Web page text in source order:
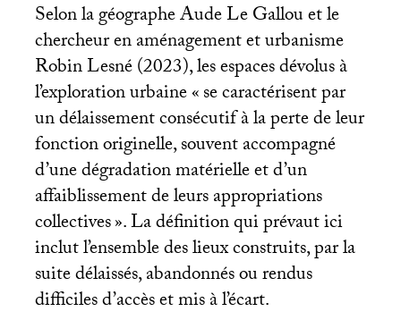
Selon la géographe Aude Le Gallou et le
chercheur en aménagement et urbanisme
Robin Lesné (2023), les espaces dévolus à
l’exploration urbaine «se caractérisent par
un délaissement consécutif à la perte de leur
fonction originelle, souvent accompagné
d’une dégradation matérielle et d’un
affaiblissement de leurs appropriations
collectives». La définition qui prévaut ici
inclut l’ensemble des lieux construits, par la
suite délaissés, abandonnés ou rendus
difficiles d’accès et mis à l’écart.